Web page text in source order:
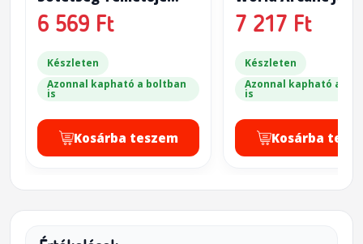
(EXIT: The Game - The
Cemetery of the
6 569 Ft
Készleten
Azonnal kapható a boltban
is
Kosárba teszem
Wood Elf Realms
7 217 Ft
Készleten
Azonnal kapható a
is
Kosárba